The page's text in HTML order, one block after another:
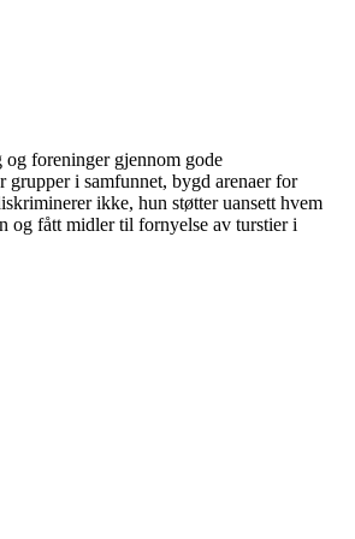
foreninger gjennom gode
i samfunnet, bygd arenaer for
ikke, hun støtter uansett hvem
og fått midler til fornyelse av turstier i